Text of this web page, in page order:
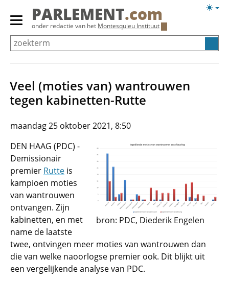
Overslaan
Primair
menu
tonen/verbergen
PARLEMENT.com
onder redactie van het Montesquieu Instituut
Veel (moties van) wantrouwen
tegen kabinetten-Rutte
maandag 25 oktober 2021, 8:50
bron: PDC, Diederik Engelen
DEN HAAG (PDC) -
Demissionair
premier Rutte is
kampioen moties
van wantrouwen
ontvangen. Zijn
kabinetten, en met
name de laatste
twee, ontvingen meer moties van wantrouwen dan
die van welke naoorlogse premier ook. Dit blijkt uit
een vergelijkende analyse van PDC.